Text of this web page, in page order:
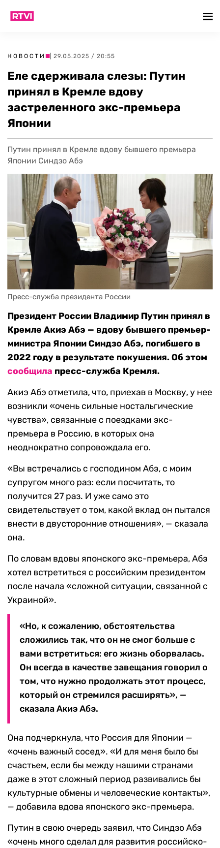
НОВОСТИ | 29.05.2025 / 20:55
Еле сдерживала слезы: Путин
принял в Кремле вдову
застреленного экс-премьера
Японии
Путин принял в Кремле вдову бывшего премьера
Японии Синдзо Абэ
Пресс-служба президента России
Президент России Владимир Путин принял в
Кремле Акиэ Абэ — вдову бывшего премьер-
министра Японии Синдзо Абэ, погибшего в
2022 году в результате покушения. Об этом
сообщила пресс-служба Кремля.
Акиэ Абэ отметила, что, приехав в Москву, у нее
возникли «очень сильные ностальгические
чувства», связанные с поездками экс-
премьера в Россию, в которых она
неоднократно сопровождала его.
«Вы встречались с господином Абэ, с моим
супругом много раз: если посчитать, то
получится 27 раз. И уже само это
свидетельствует о том, какой вклад он пытался
внести в двусторонние отношения», — сказала
она.
По словам вдовы японского экс-премьера, Абэ
хотел встретиться с российским президентом
после начала «сложной ситуации, связанной с
Украиной».
«Но, к сожалению, обстоятельства
сложились так, что он не смог больше с
вами встретиться: его жизнь оборвалась.
Он всегда в качестве завещания говорил о
том, что нужно продолжать этот процесс,
который он стремился расширять», —
сказала Акиэ Абэ.
Она подчеркнула, что Россия для Японии —
«очень важный сосед». «И для меня было бы
счастьем, если бы между нашими странами
даже в этот сложный период развивались бы
культурные обмены и человеческие контакты»,
— добавила вдова японского экс-премьера.
Путин в свою очередь заявил, что Синдзо Абэ
«очень много сделал для развития российско-